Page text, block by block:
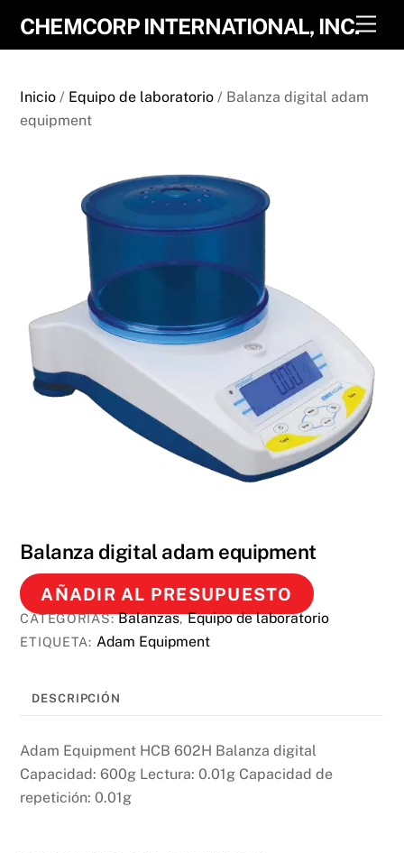
CHEMCORP INTERNATIONAL, INC.
Inicio / Equipo de laboratorio / Balanza digital adam
equipment
Balanza digital adam equipment
AÑADIR AL PRESUPUESTO
CATEGORÍAS:Balanzas,Equipo de laboratorio
ETIQUETA: Adam Equipment
DESCRIPCIÓN
Adam Equipment HCB 602H Balanza digital
Capacidad: 600g Lectura: 0.01g Capacidad de
repetición: 0.01g